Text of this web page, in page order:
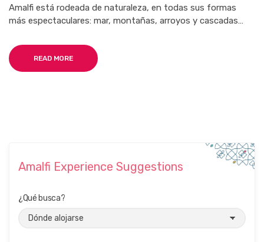
Amalfi está rodeada de naturaleza, en todas sus formas
más espectaculares: mar, montañas, arroyos y cascadas…
READ MORE
Amalfi Experience Suggestions
¿Qué busca?